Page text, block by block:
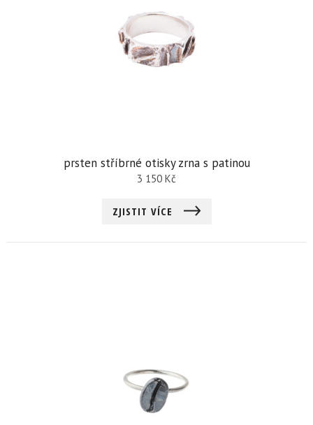
prsten stříbrné otisky zrna s patinou
3 150 Kč
ZJISTIT VÍCE